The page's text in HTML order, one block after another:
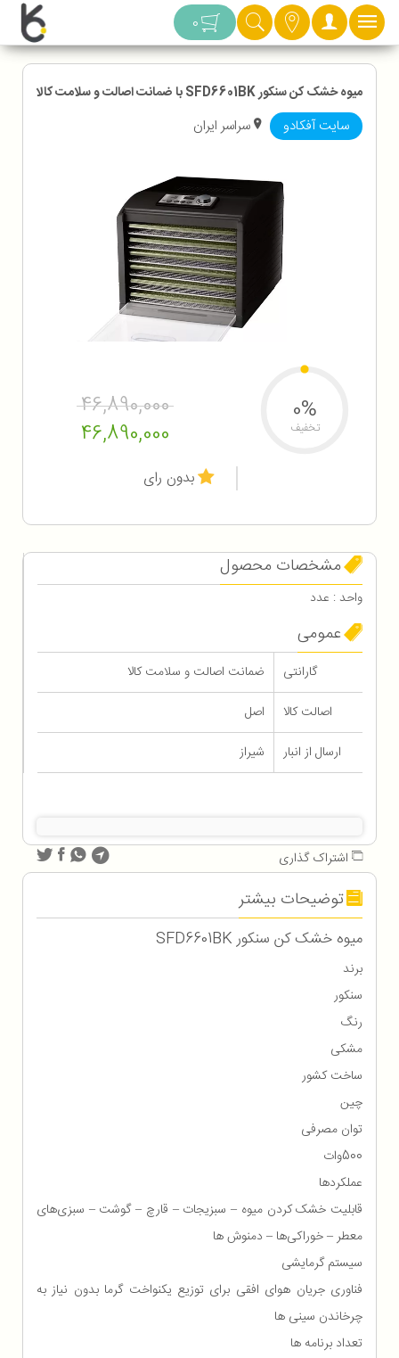
دسته بندی 0
میوه خشک کن سنکور SFD6601BK با ضمانت اصالت و سلامت کالا
سایت آفکادو سراسر ایران
46,890,000
46,890,000
0%
تخفیف
بدون رای
مشخصات محصول
واحد : عدد
عمومی
گارانتی
ضمانت اصالت و سلامت کالا
اصالت کالا
اصل
ارسال از انبار
شیراز
اشتراک گذاری
توضیحات بیشتر
میوه خشک کن سنکور SFD6601BK
برند
سنکور
رنگ
مشکی
ساخت کشور
چین
توان مصرفی
500وات
عملکردها
قابلیت خشک کردن میوه – سبزیجات – قارچ – گوشت – سبزی‌های
معطر – خوراکی‌ها – دمنوش ها
سیستم گرمایشی
فناوری جریان هوای افقی برای توزیع یکنواخت گرما بدون نیاز به
چرخاندن سینی ها
تعداد برنامه ها